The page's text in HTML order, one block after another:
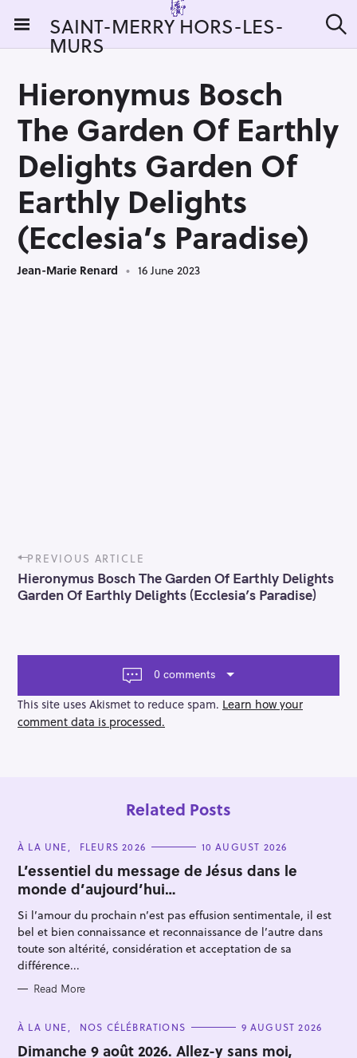
i
SAINT-MERRY HORS-LES-
MURS e
Hieronymus Bosch
The Garden Of Earthly
Delights Garden Of
Earthly Delights
(Ecclesia’s Paradise)
Jean-Marie Renard 16 June 2023
P
o
s
t
v
a
t
i
PREVIOUS ARTICLE
Hieronymus Bosch The Garden Of Earthly Delights
Garden Of Earthly Delights (Ecclesia’s Paradise)
0 comments
This site uses Akismet to reduce spam. Learn how your
comment data is processed.
Related Posts
C
T
E
G
O
R
I
E
S
À LA UNE FLEURS 2026 10 AUGUST 2026
L’essentiel du message de Jésus dans le
monde d’aujourd’hui…
Si l’amour du prochain n’est pas effusion sentimentale, il est
bel et bien connaissance et reconnaissance de l’autre dans
toute son altérité, considération et acceptation de sa
différence...
Read More
C
T
À LA UNE NOS CÉLÉBRATIONS 9 AUGUST 2026
Dimanche 9 août 2026. Allez-y sans moi,
S
e
a
r
h